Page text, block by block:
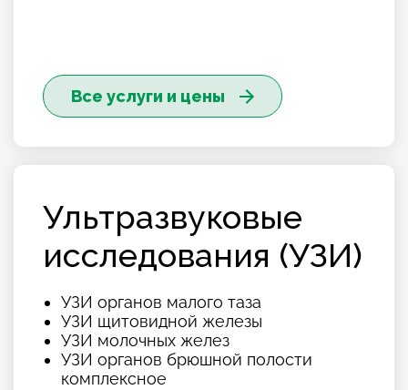
Все услуги и цены
Ультразвуковые
исследования (УЗИ)
УЗИ органов малого таза
УЗИ щитовидной железы
УЗИ молочных желез
УЗИ органов брюшной полости
комплексное